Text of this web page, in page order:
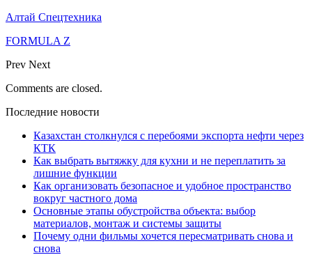
Алтай Спецтехника
FORMULA Z
Prev Next
Comments are closed.
Последние новости
Казахстан столкнулся с перебоями экспорта нефти через
КТК
Как выбрать вытяжку для кухни и не переплатить за
лишние функции
Как организовать безопасное и удобное пространство
вокруг частного дома
Основные этапы обустройства объекта: выбор
материалов, монтаж и системы защиты
Почему одни фильмы хочется пересматривать снова и
снова